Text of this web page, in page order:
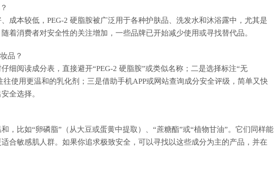
成本较低，PEG-2 硬脂胺被广泛用于各种护肤品、洗发水和沐浴露中，尤其是
着消费者对安全性的关注增加，一些品牌已开始减少使用或寻找替代品。
品？
细阅读成分表，直接避开“PEG-2 硬脂胺”或类似名称；二是选择标注“无
往使用更温和的乳化剂；三是借助手机APP或网站查询成分安全评级，简单又快
全选择。
，比如“卵磷脂”（从大豆或蛋黄中提取）、“蔗糖酯”或“植物甘油”。它们同样能
合敏感肌人群。如果你追求极致安全，可以寻找以这些成分为主的产品，并在